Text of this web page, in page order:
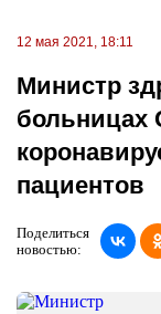
12 мая 2021, 18:11
Министр
больницах
пациентов
Поделиться
новостью: